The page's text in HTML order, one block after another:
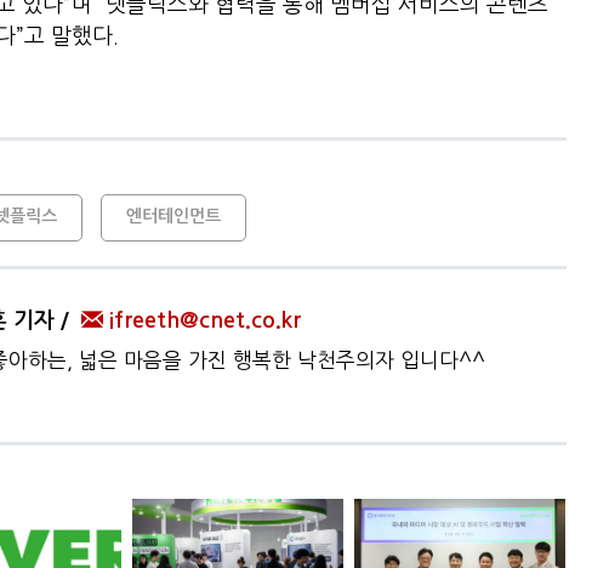
있다”며 “넷플릭스와 협력을 통해 멤버십 서비스의 콘텐츠
”고 말했다.
플릭스 엔터테인먼트
기자 ifreeth@cnet.co.kr
아하는, 넓은 마음을 가진 행복한 낙천주의자 입니다^^